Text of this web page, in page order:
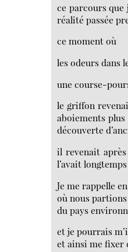
ce parcours
réalité passée
ce moment où
les odeurs dans
une course-
le griffon
aboiements
découverte
il revenait
l’avait
Je me rappelle
où nous
du pays
et je pourrais
et ainsi me fixer